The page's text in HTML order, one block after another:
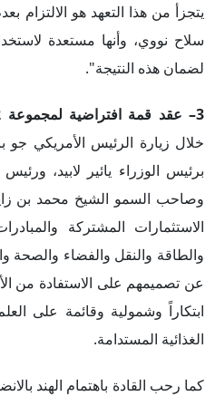
يتجزأ من هذا التعهد هو الالتزام
سلاح نووي، وأنها مستعدة
لضمان هذه النتيجة".
3– عقد قمة افتراضية لمجموعة I2U2:
خلال زيارة الرئيس الأمريكي جو
برئيس الوزراء يائير لابيد،
وصاحب السمو الشيخ محمد بن
الاستثمارات المشتركة
والطاقة والنقل والفضاء والصحة
عن تصميمهم على الاستفادة من
ابتكاراً وشمولية وقائمة على
الغذائية المستدامة.
كما رحب القادة باهتمام الهند